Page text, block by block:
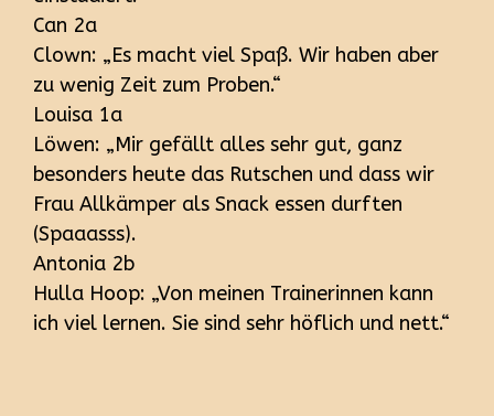
Can 2a
Clown: „Es macht viel Spaß. Wir haben aber
zu wenig Zeit zum Proben.“
Louisa 1a
Löwen: „Mir gefällt alles sehr gut, ganz
besonders heute das Rutschen und dass wir
Frau Allkämper als Snack essen durften
(Spaaasss).
Antonia 2b
Hulla Hoop: „Von meinen Trainerinnen kann
ich viel lernen. Sie sind sehr höflich und nett.“